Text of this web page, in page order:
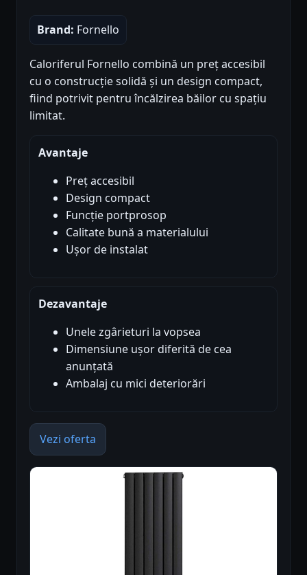
Brand: Fornello
Caloriferul Fornello combină un preț accesibil
cu o construcție solidă și un design compact,
fiind potrivit pentru încălzirea băilor cu spațiu
limitat.
Avantaje
Preț accesibil
Design compact
Funcție portprosop
Calitate bună a materialului
Ușor de instalat
Dezavantaje
Unele zgârieturi la vopsea
Dimensiune ușor diferită de cea
anunțată
Ambalaj cu mici deteriorări
Vezi oferta